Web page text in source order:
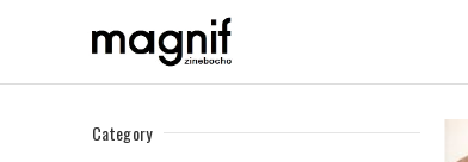
Category